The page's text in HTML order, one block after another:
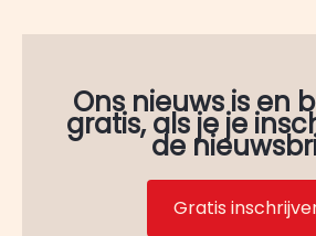
Ons nieuws is en
gratis, als je je
de
Gratis